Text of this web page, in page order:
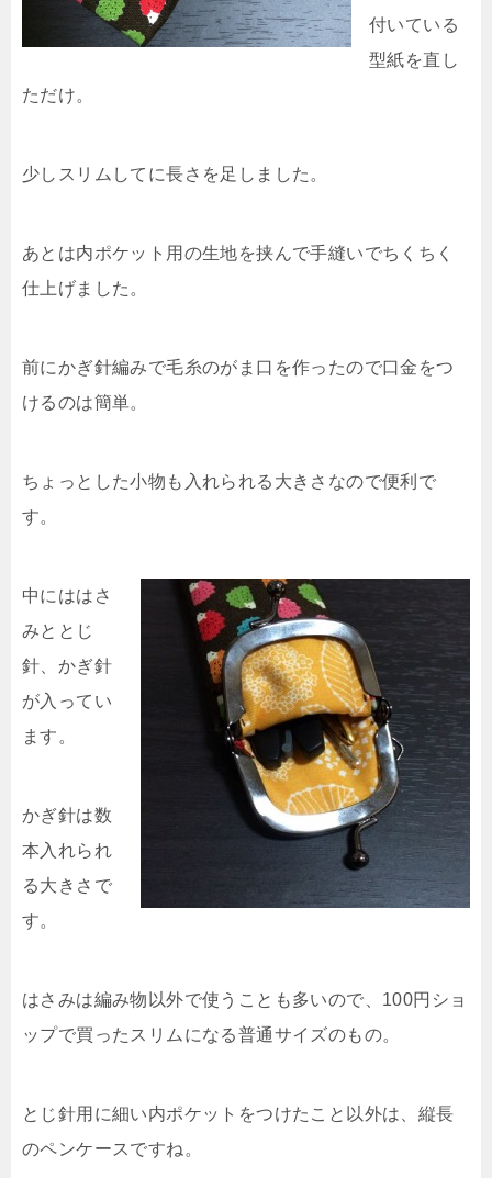
付いている
型紙を直し
ただけ。
少しスリムしてに長さを足しました。
あとは内ポケット用の生地を挟んで手縫いでちくちく
仕上げました。
前にかぎ針編みで毛糸のがま口を作ったので口金をつ
けるのは簡単。
ちょっとした小物も入れられる大きさなので便利で
す。
中にははさ
みととじ
針、かぎ針
が入ってい
ます。
かぎ針は数
本入れられ
る大きさで
す。
はさみは編み物以外で使うことも多いので、100円ショ
ップで買ったスリムになる普通サイズのもの。
とじ針用に細い内ポケットをつけたこと以外は、縦長
のペンケースですね。